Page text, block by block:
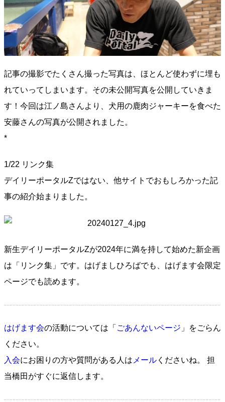
記事の撮影でたくさん撮った写真は、ほとんど使わずに埋も
れていってしまいます。その未公開写真を公開していきま
す！今回は江ノ島さんより、犬用の鹿肉ジャーキーを食べた
安藤さんの写真が公開されました。
*
1/22 リンク集
デイリーポータルZではない、他サイトでおもしろかった記
事の紹介始まりました。
新生デイリーポータルZが2024年に満を持して始めた新企画
は「リンク集」です。はげましひろばでも、はげます会限定
ページでも読めます。
はげます会の活動については「 ごあんないページ 」をごらん
ください。
入会にお困りの方や質問がある人は メール くださいね。 担
当橋田がすぐに返信します。